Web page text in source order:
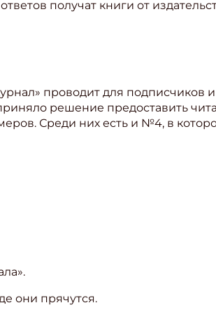
получат книги от
проводит для подписчиков и
решение предоставить
Среди них есть и №4, в
они прячутся.